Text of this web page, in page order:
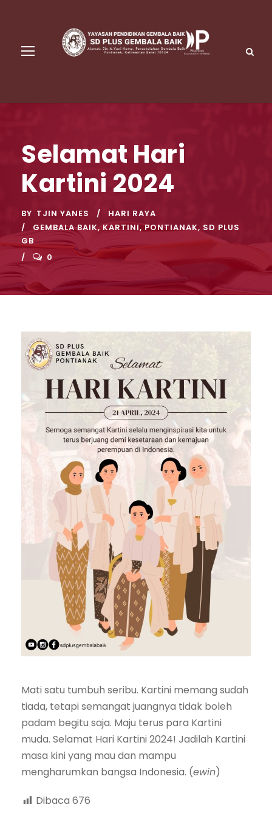
Selamat Hari
Kartini 2024
BY TJIN YANES
HARI RAYA
GEMBALA BAIK, KARTINI, PONTIANAK, SD PLUS
GB
0
Mati satu tumbuh seribu. Kartini memang sudah
tiada, tetapi semangat juangnya tidak boleh
padam begitu saja. Maju terus para Kartini
muda. Selamat Hari Kartini 2024! Jadilah Kartini
masa kini yang mau dan mampu
mengharumkan bangsa Indonesia. (ewin)
Dibaca 676